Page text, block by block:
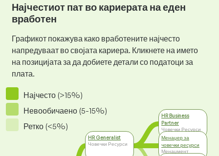
Најчестиот пат во кариерата на еден
вработен
Графикот покажува како вработените најчесто
напредуваат во својата кариера. Кликнете на името
на позицијата за да добиете детали со податоци за
плата.
Најчесто (>15%)
Невообичаено (5-15%)
Ретко (<5%)
HR Generalist
Човечки Ресурси
HR Business
Partner
Човечки Ресурси
Менаџер за
човечки ресурси
Менаџмент